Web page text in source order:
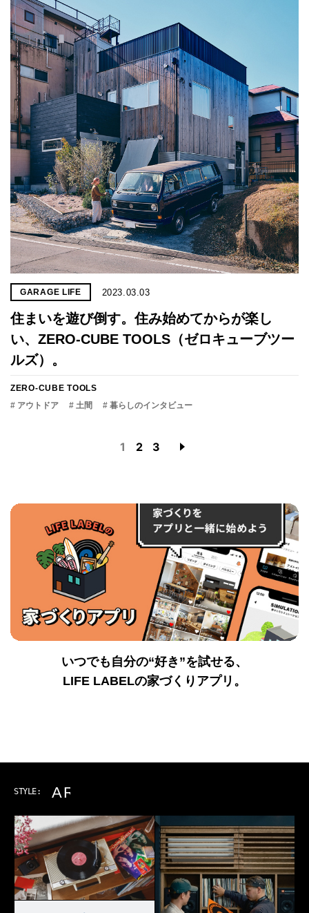
GARAGE LIFE 2023.03.03
住まいを遊び倒す。住み始めてからが楽し
い、ZERO-CUBE TOOLS（ゼロキューブツー
ルズ）。
ZERO-CUBE TOOLS
# アウトドア
# 土間 # 暮らしのインタビュー
1 2 3
いつでも自分の“好き”を試せる、
LIFE LABELの家づくりアプリ。
STYLE: ART & MUSIC